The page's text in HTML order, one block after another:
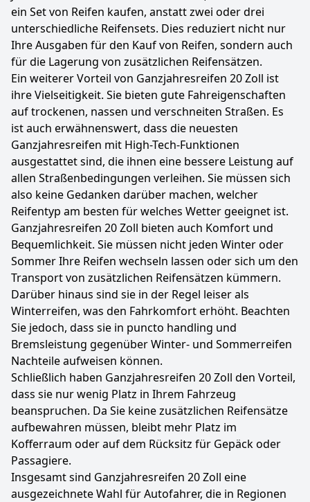
ein Set von Reifen kaufen, anstatt zwei oder drei
unterschiedliche Reifensets. Dies reduziert nicht nur
Ihre Ausgaben für den Kauf von Reifen, sondern auch
für die Lagerung von zusätzlichen Reifensätzen.
Ein weiterer Vorteil von Ganzjahresreifen 20 Zoll ist
ihre Vielseitigkeit. Sie bieten gute Fahreigenschaften
auf trockenen, nassen und verschneiten Straßen. Es
ist auch erwähnenswert, dass die neuesten
Ganzjahresreifen mit High-Tech-Funktionen
ausgestattet sind, die ihnen eine bessere Leistung auf
allen Straßenbedingungen verleihen. Sie müssen sich
also keine Gedanken darüber machen, welcher
Reifentyp am besten für welches Wetter geeignet ist.
Ganzjahresreifen 20 Zoll bieten auch Komfort und
Bequemlichkeit. Sie müssen nicht jeden Winter oder
Sommer Ihre Reifen wechseln lassen oder sich um den
Transport von zusätzlichen Reifensätzen kümmern.
Darüber hinaus sind sie in der Regel leiser als
Winterreifen, was den Fahrkomfort erhöht. Beachten
Sie jedoch, dass sie in puncto handling und
Bremsleistung gegenüber Winter- und Sommerreifen
Nachteile aufweisen können.
Schließlich haben Ganzjahresreifen 20 Zoll den Vorteil,
dass sie nur wenig Platz in Ihrem Fahrzeug
beanspruchen. Da Sie keine zusätzlichen Reifensätze
aufbewahren müssen, bleibt mehr Platz im
Kofferraum oder auf dem Rücksitz für Gepäck oder
Passagiere.
Insgesamt sind Ganzjahresreifen 20 Zoll eine
ausgezeichnete Wahl für Autofahrer, die in Regionen